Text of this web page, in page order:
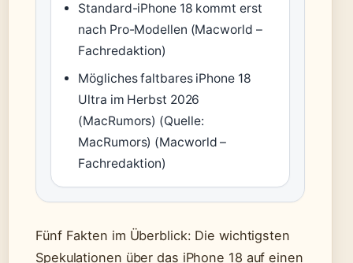
Standard-iPhone 18 kommt erst
nach Pro-Modellen (Macworld –
Fachredaktion)
Mögliches faltbares iPhone 18
Ultra im Herbst 2026
(MacRumors) (Quelle:
MacRumors) (Macworld –
Fachredaktion)
Fünf Fakten im Überblick: Die wichtigsten
Spekulationen über das iPhone 18 auf einen